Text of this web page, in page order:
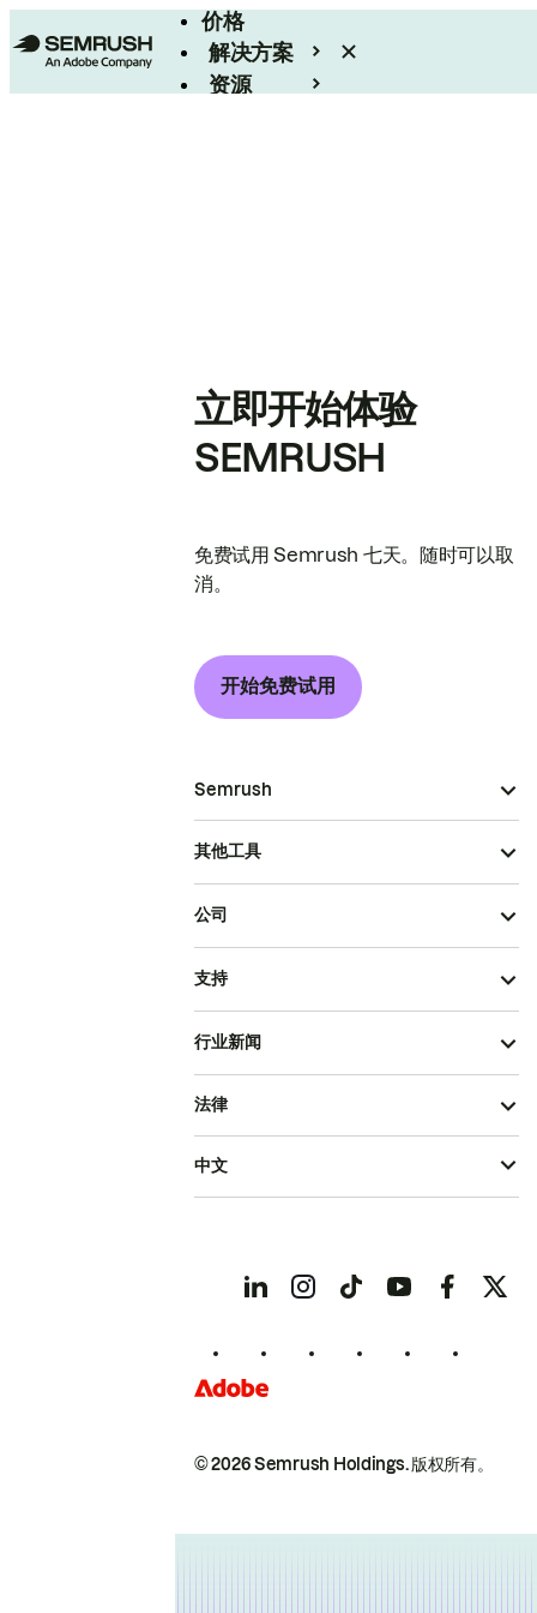
价格
解决方案
资源
立即开始体验
SEMRUSH
免费试用 Semrush 七天。随时可以取
消。
开始免费试用
Semrush
其他工具
公司
支持
行业新闻
© 2026 Semrush Holdings.版权所有。
法律
中文